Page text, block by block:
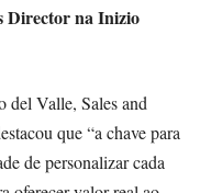
Director na Inizio
del Valle, Sales and
que “a chave para
de personalizar cada